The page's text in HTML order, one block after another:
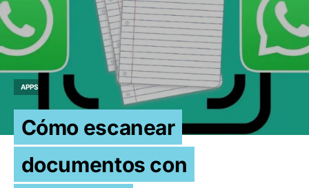
APPS
Cómo escanear
documentos con